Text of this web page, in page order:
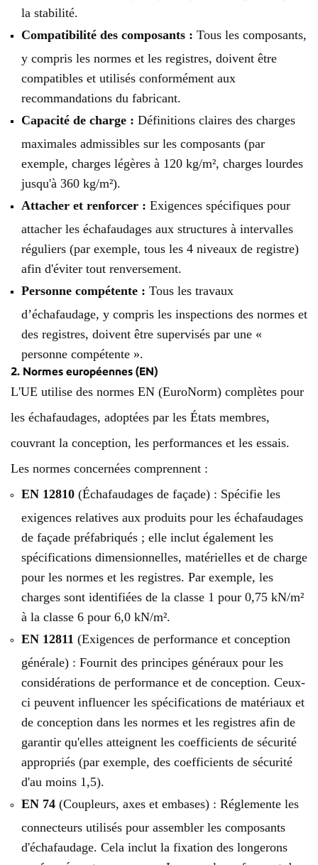
la stabilité.
Compatibilité des composants : Tous les composants,
y compris les normes et les registres, doivent être
compatibles et utilisés conformément aux
recommandations du fabricant.
Capacité de charge : Définitions claires des charges
maximales admissibles sur les composants (par
exemple, charges légères à 120 kg/m², charges lourdes
jusqu'à 360 kg/m²).
Attacher et renforcer : Exigences spécifiques pour
attacher les échafaudages aux structures à intervalles
réguliers (par exemple, tous les 4 niveaux de registre)
afin d'éviter tout renversement.
Personne compétente : Tous les travaux
d’échafaudage, y compris les inspections des normes et
des registres, doivent être supervisés par une «
personne compétente ».
2. Normes européennes (EN)
L'UE utilise des normes EN (EuroNorm) complètes pour
les échafaudages, adoptées par les États membres,
couvrant la conception, les performances et les essais.
Les normes concernées comprennent :
EN 12810 (Échafaudages de façade) : Spécifie les
exigences relatives aux produits pour les échafaudages
de façade préfabriqués ; elle inclut également les
spécifications dimensionnelles, matérielles et de charge
pour les normes et les registres. Par exemple, les
charges sont identifiées de la classe 1 pour 0,75 kN/m²
à la classe 6 pour 6,0 kN/m².
EN 12811 (Exigences de performance et conception
générale) : Fournit des principes généraux pour les
considérations de performance et de conception. Ceux-
ci peuvent influencer les spécifications de matériaux et
de conception dans les normes et les registres afin de
garantir qu'elles atteignent les coefficients de sécurité
appropriés (par exemple, des coefficients de sécurité
d'au moins 1,5).
EN 74 (Coupleurs, axes et embases) : Réglemente les
connecteurs utilisés pour assembler les composants
d'échafaudage. Cela inclut la fixation des longerons